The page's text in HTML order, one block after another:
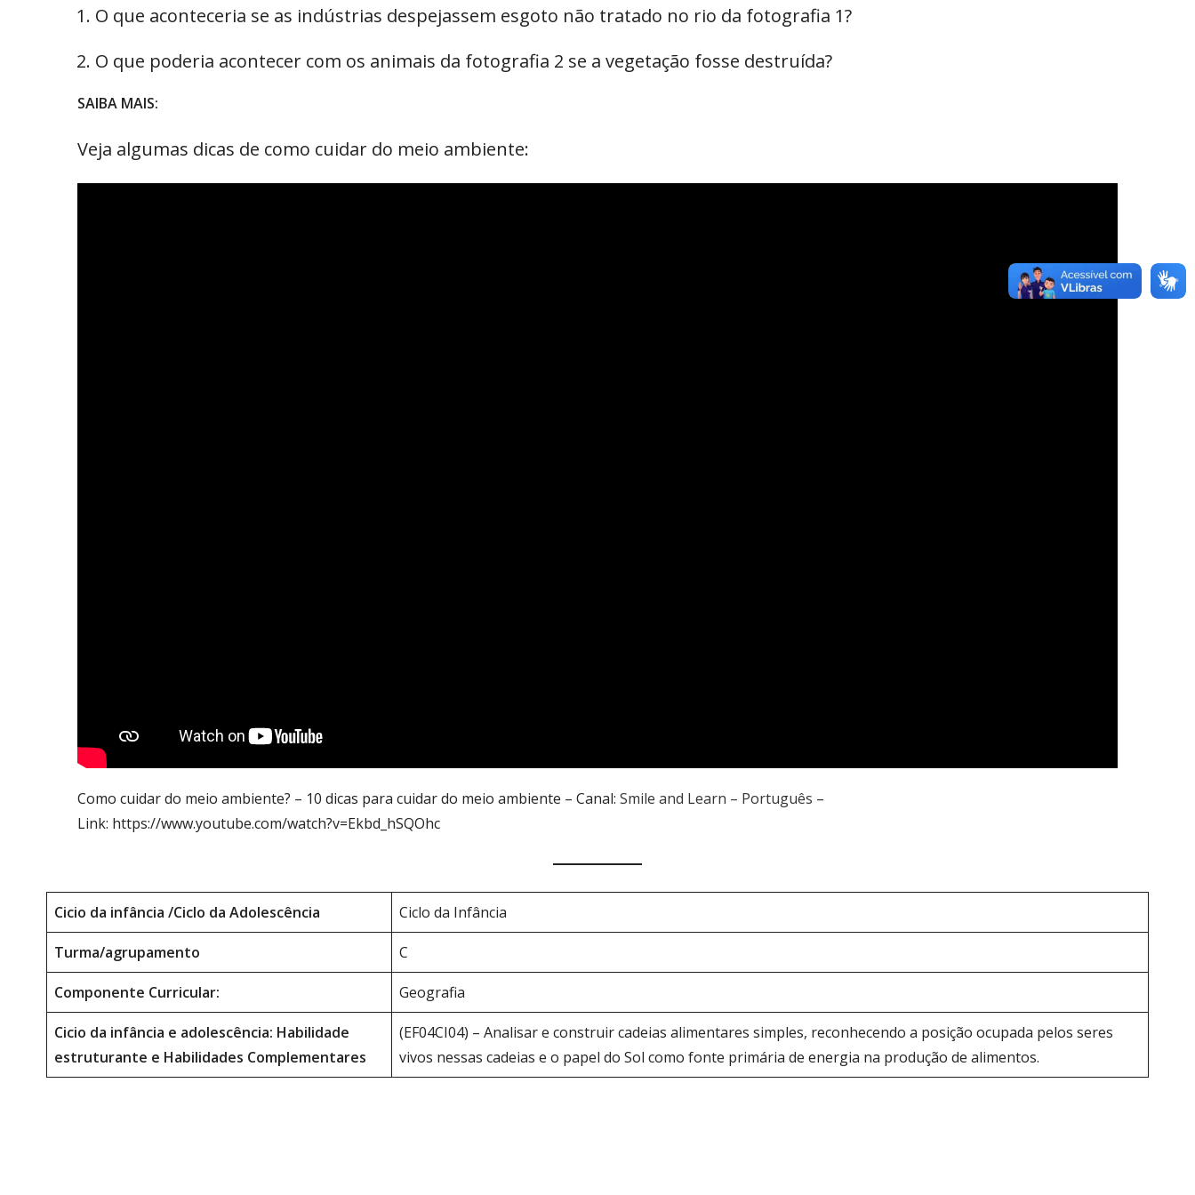
O que aconteceria se as indústrias despejassem esgoto não tratado no rio da fotografia 1?
O que poderia acontecer com os animais da fotografia 2 se a vegetação fosse destruída?
SAIBA MAIS:
Veja algumas dicas de como cuidar do meio ambiente:
Como cuidar do meio ambiente? – 10 dicas para cuidar do meio ambiente – Canal: Smile and Learn – Português –
Link: https://www.youtube.com/watch?v=Ekbd_hSQOhc
Cicio da infância /Ciclo da Adolescência Ciclo da Infância
Turma/agrupamento C
Componente Curricular: Geografia
Cicio da infância e adolescência: Habilidade
estruturante e Habilidades Complementares
(EF04CI04) – Analisar e construir cadeias alimentares simples, reconhecendo a posição ocupada pelos seres
vivos nessas cadeias e o papel do Sol como fonte primária de energia na produção de alimentos.